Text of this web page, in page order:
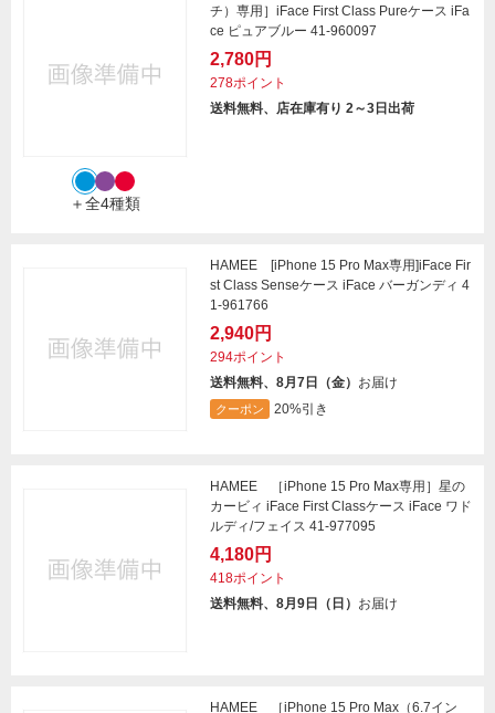
＋全4種類
チ）専用］iFace First Class Pureケース iFa
ce ピュアブルー 41-960097
2,780円
278ポイント
送料無料、店在庫有り 2～3日出荷
HAMEE [iPhone 15 Pro Max専用]iFace Fir
st Class Senseケース iFace バーガンディ 4
1-961766
2,940円
294ポイント
送料無料、8月7日（金） お届け
クーポン 20%引き
HAMEE ［iPhone 15 Pro Max専用］星の
カービィ iFace First Classケース iFace ワド
ルディ/フェイス 41-977095
4,180円
418ポイント
送料無料、8月9日（日） お届け
HAMEE ［iPhone 15 Pro Max（6.7イン